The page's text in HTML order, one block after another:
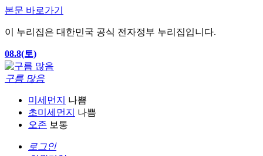
본문 바로가기
이 누리집은 대한민국 공식 전자정부 누리집입니다.
08.8(토)
구름 많음
미세먼지
나쁨
초미세먼지
나쁨
오존 보통
로그인